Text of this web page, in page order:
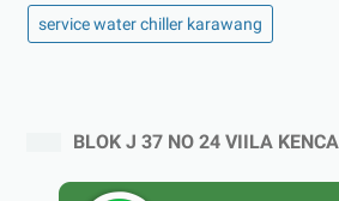
service water chiller karawang
BLOK J 37 NO 24 VIILA